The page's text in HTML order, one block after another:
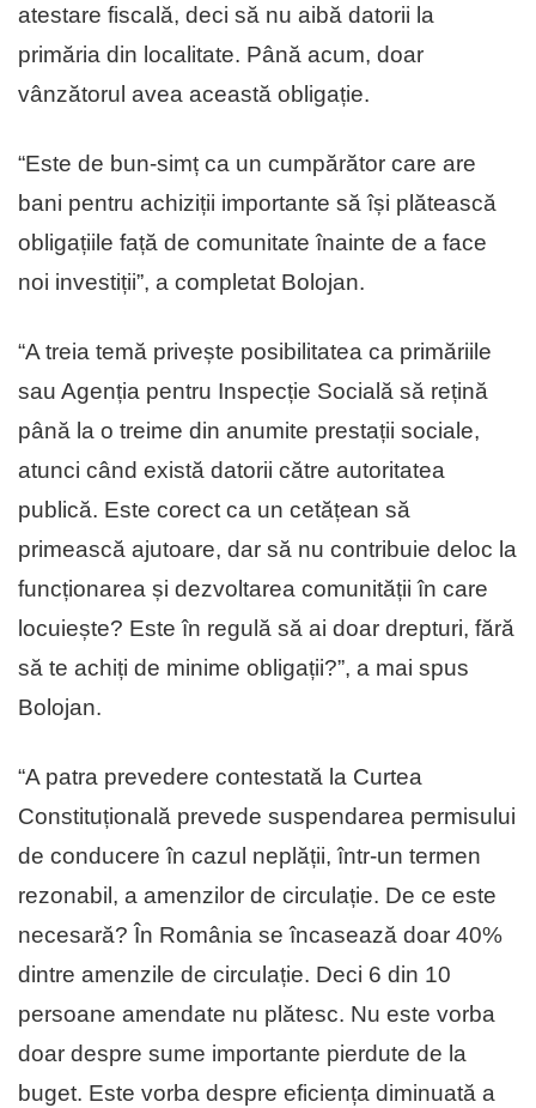
atestare fiscală, deci să nu aibă datorii la
primăria din localitate. Până acum, doar
vânzătorul avea această obligație.
“Este de bun-simț ca un cumpărător care are
bani pentru achiziții importante să își plătească
obligațiile față de comunitate înainte de a face
noi investiții”, a completat Bolojan.
“A treia temă privește posibilitatea ca primăriile
sau Agenția pentru Inspecție Socială să rețină
până la o treime din anumite prestații sociale,
atunci când există datorii către autoritatea
publică. Este corect ca un cetățean să
primească ajutoare, dar să nu contribuie deloc la
funcționarea și dezvoltarea comunității în care
locuiește? Este în regulă să ai doar drepturi, fără
să te achiți de minime obligații?”, a mai spus
Bolojan.
“A patra prevedere contestată la Curtea
Constituțională prevede suspendarea permisului
de conducere în cazul neplății, într-un termen
rezonabil, a amenzilor de circulație. De ce este
necesară? În România se încasează doar 40%
dintre amenzile de circulație. Deci 6 din 10
persoane amendate nu plătesc. Nu este vorba
doar despre sume importante pierdute de la
buget. Este vorba despre eficiența diminuată a